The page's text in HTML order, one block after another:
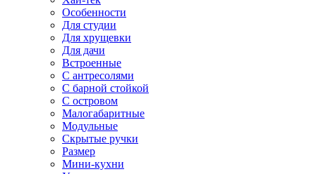
Особенности
Для студии
Для хрущевки
Для дачи
Встроенные
С антресолями
С барной стойкой
С островом
Малогабаритные
Модульные
Скрытые ручки
Размер
Мини-кухни